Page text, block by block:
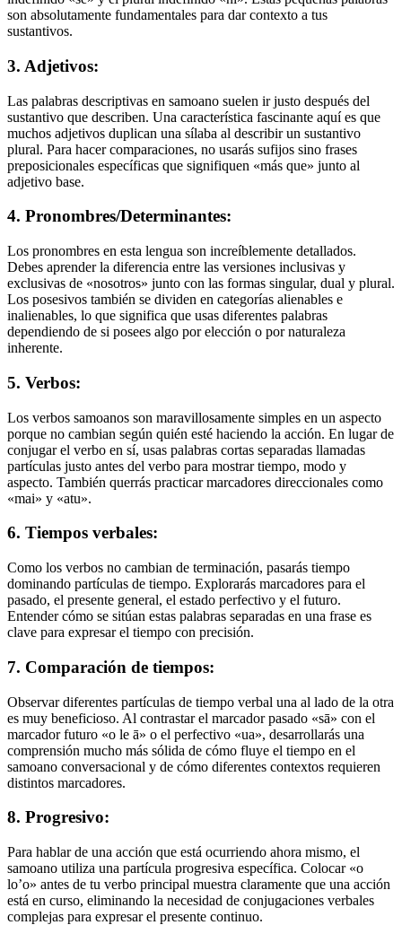
son absolutamente fundamentales para dar contexto a tus
sustantivos.
3. Adjetivos:
Las palabras descriptivas en samoano suelen ir justo después del
sustantivo que describen. Una característica fascinante aquí es que
muchos adjetivos duplican una sílaba al describir un sustantivo
plural. Para hacer comparaciones, no usarás sufijos sino frases
preposicionales específicas que signifiquen «más que» junto al
adjetivo base.
4. Pronombres/Determinantes:
Los pronombres en esta lengua son increíblemente detallados.
Debes aprender la diferencia entre las versiones inclusivas y
exclusivas de «nosotros» junto con las formas singular, dual y plural.
Los posesivos también se dividen en categorías alienables e
inalienables, lo que significa que usas diferentes palabras
dependiendo de si posees algo por elección o por naturaleza
inherente.
5. Verbos:
Los verbos samoanos son maravillosamente simples en un aspecto
porque no cambian según quién esté haciendo la acción. En lugar de
conjugar el verbo en sí, usas palabras cortas separadas llamadas
partículas justo antes del verbo para mostrar tiempo, modo y
aspecto. También querrás practicar marcadores direccionales como
«mai» y «atu».
6. Tiempos verbales:
Como los verbos no cambian de terminación, pasarás tiempo
dominando partículas de tiempo. Explorarás marcadores para el
pasado, el presente general, el estado perfectivo y el futuro.
Entender cómo se sitúan estas palabras separadas en una frase es
clave para expresar el tiempo con precisión.
7. Comparación de tiempos:
Observar diferentes partículas de tiempo verbal una al lado de la otra
es muy beneficioso. Al contrastar el marcador pasado «sā» con el
marcador futuro «o le ā» o el perfectivo «ua», desarrollarás una
comprensión mucho más sólida de cómo fluye el tiempo en el
samoano conversacional y de cómo diferentes contextos requieren
distintos marcadores.
8. Progresivo:
Para hablar de una acción que está ocurriendo ahora mismo, el
samoano utiliza una partícula progresiva específica. Colocar «o
lo’o» antes de tu verbo principal muestra claramente que una acción
está en curso, eliminando la necesidad de conjugaciones verbales
complejas para expresar el presente continuo.